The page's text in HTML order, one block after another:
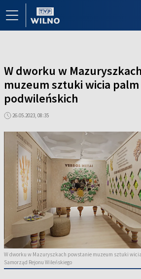
W dworku w
muzeum sztuki wicia palm
podwileńskich
26.05.2023, 08:35
W dworku w Mazuryszkach powstanie muzeum sztuki
Samorząd Rejonu Wileńskiego